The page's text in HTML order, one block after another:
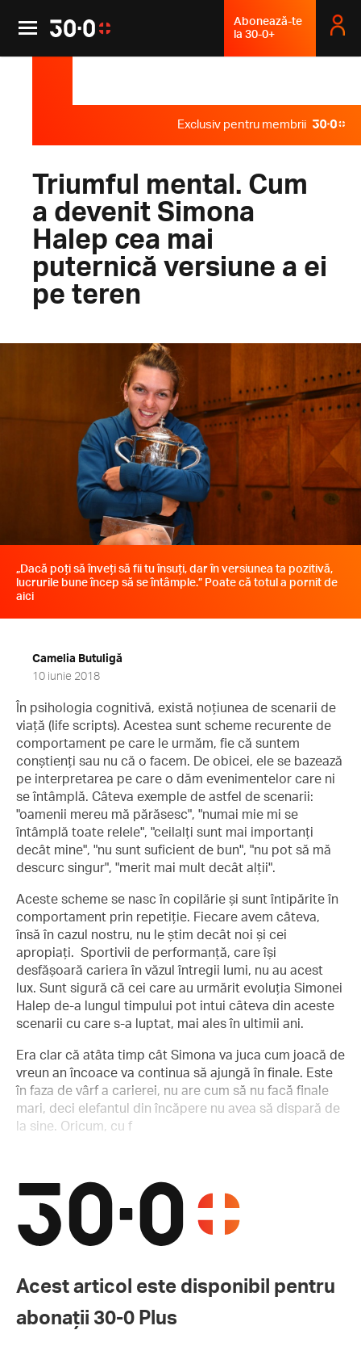
Abonează-te
la 30-0+
Exclusiv pentru membrii
Triumful mental. Cum
a devenit Simona
Halep cea mai
puternică versiune a ei
pe teren
„Dacă poți să înveți să fii tu însuți, dar în versiunea ta pozitivă,
lucrurile bune încep să se întâmple.” Poate că totul a pornit de
aici
Camelia Butuligă
10 iunie 2018
În psihologia cognitivă, există noțiunea de scenarii de
viață (life scripts). Acestea sunt scheme recurente de
comportament pe care le urmăm, fie că suntem
conștienți sau nu că o facem. De obicei, ele se bazează
pe interpretarea pe care o dăm evenimentelor care ni
se întâmplă. Câteva exemple de astfel de scenarii:
"oamenii mereu mă părăsesc", "numai mie mi se
întâmplă toate relele", "ceilalți sunt mai importanți
decât mine", "nu sunt suficient de bun", "nu pot să mă
descurc singur", "merit mai mult decât alții".
Aceste scheme se nasc în copilărie și sunt întipărite în
comportament prin repetiție. Fiecare avem câteva,
însă în cazul nostru, nu le știm decât noi și cei
apropiați. Sportivii de performanță, care își
desfășoară cariera în văzul întregii lumi, nu au acest
lux. Sunt sigură că cei care au urmărit evoluția Simonei
Halep de-a lungul timpului pot intui câteva din aceste
scenarii cu care s-a luptat, mai ales în ultimii ani.
Era clar că atâta timp cât Simona va juca cum joacă de
vreun an încoace va continua să ajungă în finale. Este
în faza de vârf a carierei, nu are cum să nu facă finale
mari, deci elefantul din încăpere nu avea să dispară de
la sine. Oricum, cu f
Acest articol este disponibil pentru
abonații 30-0 Plus